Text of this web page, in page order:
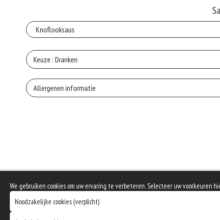
Keuze : Dranken
Cola
Allergenen informatie
We gebruiken cookies om uw ervaring te verbeteren. Selecteer uw voorkeuren
Noodzakelijke cookies (verplicht)